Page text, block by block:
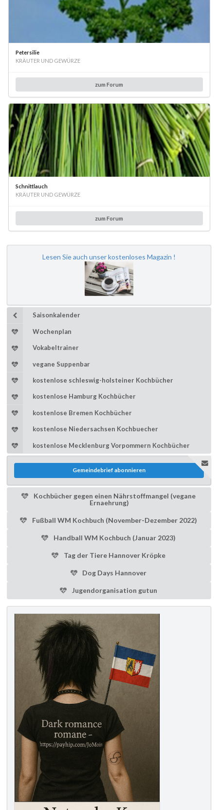
Petersilie
KRÄUTER UND GEWÜRZE
zum Forum
Schnittlauch
KRÄUTER UND GEWÜRZE
zum Forum
Lesen Sie auch unser kostenloses Magazin !
Saisonkalender
Wochenplan
Vokabeltrainer
vegane Suppenbar
kostenlose schleswig-holsteiner Kochbücher
kostenlose Hamburg Kochbücher
kostenlose Bremen Kochbücher
kostenlose Niedersachsen Kochbuecher
kostenlose Mecklenburg Vorpommern Kochbücher
Gemeindebrief abonnieren
Kochbücher gegen einen Nährstoffmangel (vegane
Ernaehrung)
Fußball WM Kochbuch (November-Dezember 2022)
Handball WM Kochbuch (Januar 2023)
Tag der Tiere Hannover Kröpke
Dog Days Hannover
Jugendorganisation gutun